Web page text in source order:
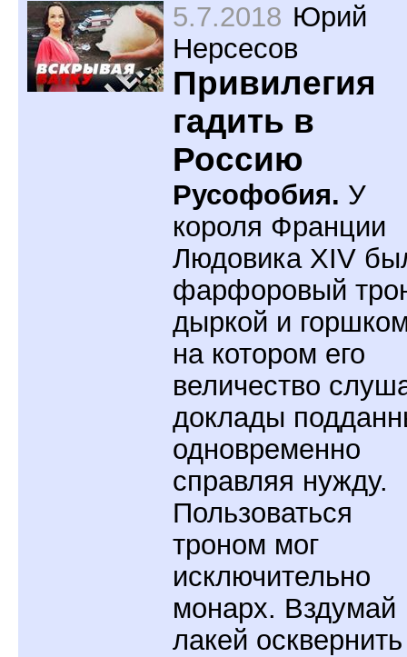
5.7.2018 Юрий
Нерсесов
Привилегия
гадить в
Россию
Русофобия. У
короля Франции
Людовика XIV
фарфоровый
дыркой и
на котором его
величество
доклады
одновременно
справляя нужду.
Пользоваться
троном мог
исключительно
монарх. Вздумай
лакей осквернить